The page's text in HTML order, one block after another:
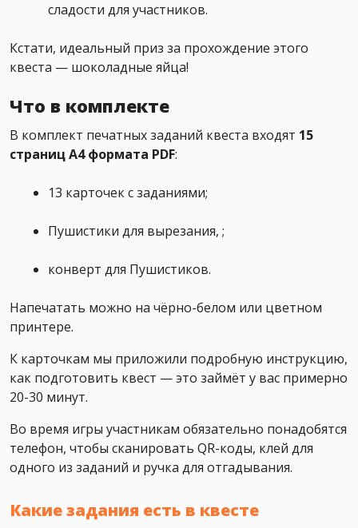
сладости для участников.
Кстати, идеальный приз за прохождение этого
квеста — шоколадные яйца!
Что в комплекте
В комплект печатных заданий квеста входят 15
страниц А4 формата PDF:
13 карточек с заданиями;
Пушистики для вырезания, ;
конверт для Пушистиков.
Напечатать можно на чёрно-белом или цветном
принтере.
К карточкам мы приложили подробную инструкцию,
как подготовить квест — это займёт у вас примерно
20-30 минут.
Во время игры участникам обязательно понадобятся
телефон, чтобы сканировать QR-коды, клей для
одного из заданий и ручка для отгадывания.
Какие задания есть в квесте